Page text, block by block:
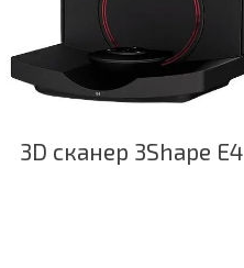
3D сканер 3Shape E4